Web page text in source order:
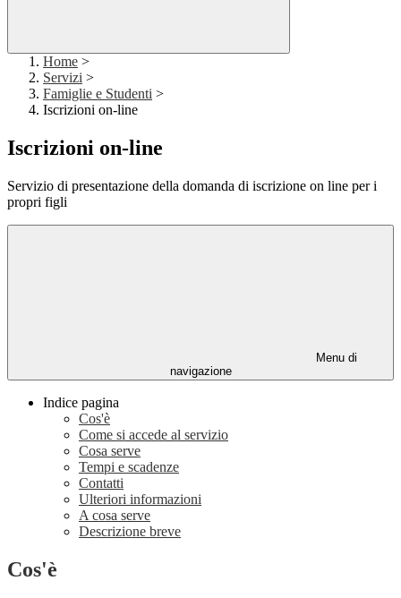
Home >
Servizi >
Famiglie e Studenti >
Iscrizioni on-line
Iscrizioni on-line
Servizio di presentazione della domanda di iscrizione on line per i
propri figli
Menu di
navigazione
Indice pagina
Cos'è
Come si accede al servizio
Cosa serve
Tempi e scadenze
Contatti
Ulteriori informazioni
A cosa serve
Descrizione breve
Cos'è